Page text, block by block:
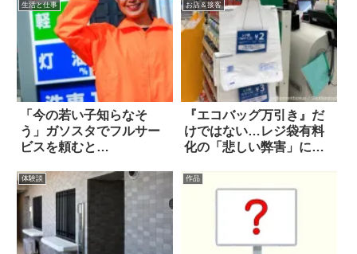
生活と仕事
「今の若い子知らなそ
う」ガソスタでフルサー
ビスを頼むと…
お店＆接客
『エコバッグ万引き』だ
けではない…レジ袋有料
化の「悲しい弊害」に絶
体験談 作品